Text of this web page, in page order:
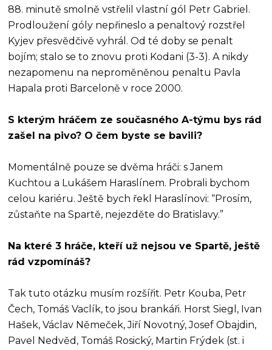
88. minutě smolně vstřelil vlastní gól Petr Gabriel.
Prodloužení góly nepřineslo a penaltový rozstřel
Kyjev přesvědčivě vyhrál. Od té doby se penalt
bojím; stalo se to znovu proti Kodani (3-3). A nikdy
nezapomenu na neproměněnou penaltu Pavla
Hapala proti Barceloně v roce 2000.
S kterým hráčem ze současného A-týmu bys rád
zašel na pivo? O čem byste se bavili?
Momentálně pouze se dvěma hráči: s Janem
Kuchtou a Lukášem Haraslínem. Probrali bychom
celou kariéru. Ještě bych řekl Haraslínovi: “Prosím,
zůstaňte na Spartě, nejezděte do Bratislavy.”
Na které 3 hráče, kteří už nejsou ve Spartě, ještě
rád vzpomínáš?
Tak tuto otázku musím rozšířit. Petr Kouba, Petr
Čech, Tomáš Vaclík, to jsou brankáři. Horst Siegl, Ivan
Hašek, Václav Němeček, Jiří Novotný, Josef Obajdin,
Pavel Nedvěd, Tomáš Rosický, Martin Frýdek (st. i